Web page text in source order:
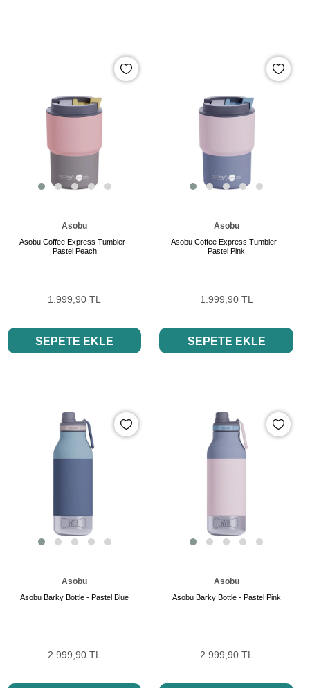
Asobu
Asobu Coffee Express Tumbler -
Pastel Peach
1.999,90 TL
SEPETE EKLE
Asobu
Asobu Coffee Express Tumbler -
Pastel Pink
1.999,90 TL
SEPETE EKLE
Asobu
Asobu Barky Bottle - Pastel Blue
2.999,90 TL
Asobu
Asobu Barky Bottle - Pastel Pink
2.999,90 TL